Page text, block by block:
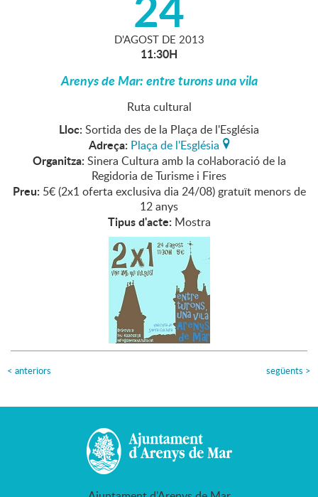
D'AGOST DE 2013
11:30H
Arenys de Mar: entre turons una vila
Ruta cultural
Lloc: Sortida des de la Plaça de l'Església
Adreça: Plaça de l'Església
Organitza: Sinera Cultura amb la col·laboració de la
Regidoria de Turisme i Fires
Preu: 5€ (2x1 oferta exclusiva dia 24/08) gratuït menors de
12 anys
Tipus d'acte: Mostra
< anteriors següents >